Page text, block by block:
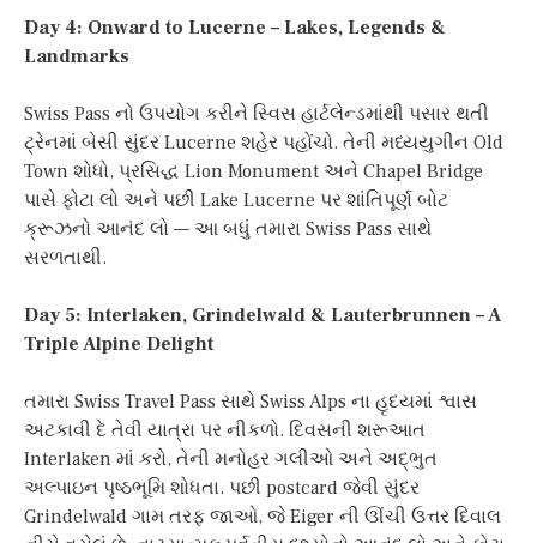
Day 4: Onward to Lucerne – Lakes, Legends &
Landmarks
Swiss Pass નો ઉપયોગ કરીને સ્વિસ હાર્ટલેન્ડમાંથી પસાર થતી
ટ્રેનમાં બેસી સુંદર Lucerne શહેર પહોંચો. તેની મધ્યયુગીન Old
Town શોધો, પ્રસિદ્ધ Lion Monument અને Chapel Bridge
પાસે ફોટા લો અને પછી Lake Lucerne પર શાંતિપૂર્ણ બોટ
ક્રૂઝનો આનંદ લો — આ બધું તમારા Swiss Pass સાથે
સરળતાથી.
Day 5: Interlaken, Grindelwald & Lauterbrunnen – A
Triple Alpine Delight
તમારા Swiss Travel Pass સાથે Swiss Alps ના હૃદયમાં શ્વાસ
અટકાવી દે તેવી યાત્રા પર નીકળો. દિવસની શરૂઆત
Interlaken માં કરો, તેની મનોહર ગલીઓ અને અદ્ભુત
અલ્પાઇન પૃષ્ઠભૂમિ શોધતા. પછી postcard જેવી સુંદર
Grindelwald ગામ તરફ જાઓ, જે Eiger ની ઊંચી ઉત્તર દિવાલ